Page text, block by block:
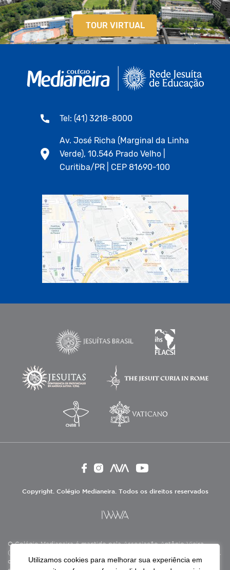
TOUR VIRTUAL
Tel: (41) 3218-8000
Av. José Richa (Marginal da Linha
Verde), 10.546 Prado Velho |
Curitiba/PR | CEP 81690-100
Copyright. Colégio Medianeira. Todos os direitos reservados
O Colégio Medianeira é mantido pela Associação Antônio Vieira
(ASAV), instituição de direito privado sem fins lucrativos, filantrópica,
de natureza educativa, cultural, assistencial e beneficente, certificada
Utilizamos cookies para melhorar sua experiência em